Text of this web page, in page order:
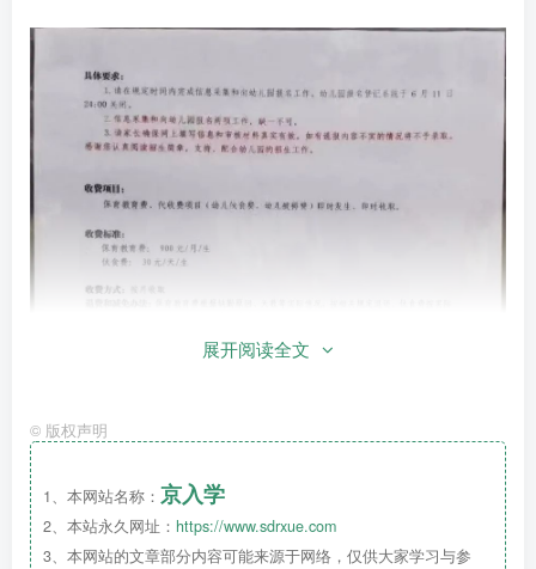
展开阅读全文
© 版权声明
1、本网站名称： 京入学
2、本站永久网址： https://www.sdrxue.com
3、本网站的文章部分内容可能来源于网络，仅供大家学习与参